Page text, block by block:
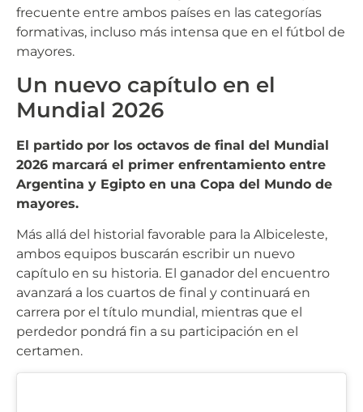
frecuente entre ambos países en las categorías
formativas, incluso más intensa que en el fútbol de
mayores.
Un nuevo capítulo en el
Mundial 2026
El partido por los octavos de final del Mundial
2026 marcará el primer enfrentamiento entre
Argentina y Egipto en una Copa del Mundo de
mayores.
Más allá del historial favorable para la Albiceleste,
ambos equipos buscarán escribir un nuevo
capítulo en su historia. El ganador del encuentro
avanzará a los cuartos de final y continuará en
carrera por el título mundial, mientras que el
perdedor pondrá fin a su participación en el
certamen.